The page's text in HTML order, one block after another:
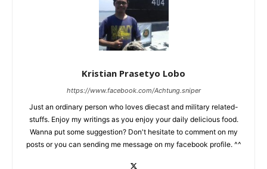
Kristian Prasetyo Lobo
https://www.facebook.com/Achtung.sniper
Just an ordinary person who loves diecast and military related-
stuffs. Enjoy my writings as you enjoy your daily delicious food.
Wanna put some suggestion? Don't hesitate to comment on my
posts or you can sending me message on my facebook profile. ^^